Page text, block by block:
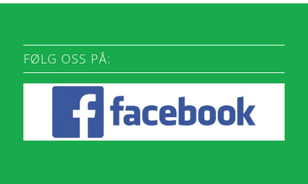
FØLG OSS PÅ: